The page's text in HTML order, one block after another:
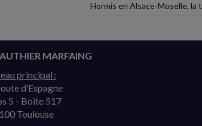
Hormis en Alsace-Moselle, la
MARFAING
principal :
d’Espagne
5 - Boîte 517
Toulouse